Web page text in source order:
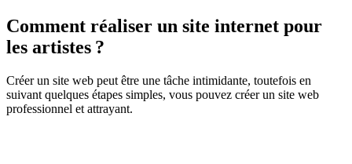
Comment réaliser un site internet pour
les artistes ?
Créer un site web peut être une tâche intimidante, toutefois en
suivant quelques étapes simples, vous pouvez créer un site web
professionnel et attrayant.